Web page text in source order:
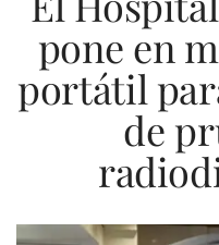
pone en
portátil
de